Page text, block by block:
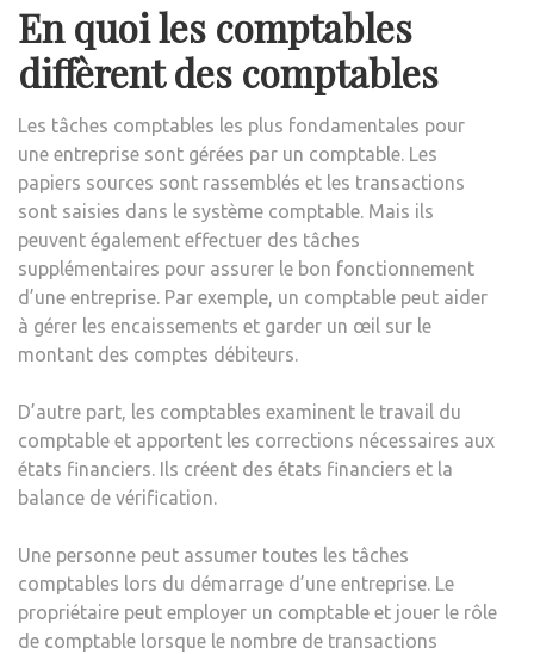
En quoi les comptables
diffèrent des comptables
Les tâches comptables les plus fondamentales pour
une entreprise sont gérées par un comptable. Les
papiers sources sont rassemblés et les transactions
sont saisies dans le système comptable. Mais ils
peuvent également effectuer des tâches
supplémentaires pour assurer le bon fonctionnement
d’une entreprise. Par exemple, un comptable peut aider
à gérer les encaissements et garder un œil sur le
montant des comptes débiteurs.
D’autre part, les comptables examinent le travail du
comptable et apportent les corrections nécessaires aux
états financiers. Ils créent des états financiers et la
balance de vérification.
Une personne peut assumer toutes les tâches
comptables lors du démarrage d’une entreprise. Le
propriétaire peut employer un comptable et jouer le rôle
de comptable lorsque le nombre de transactions